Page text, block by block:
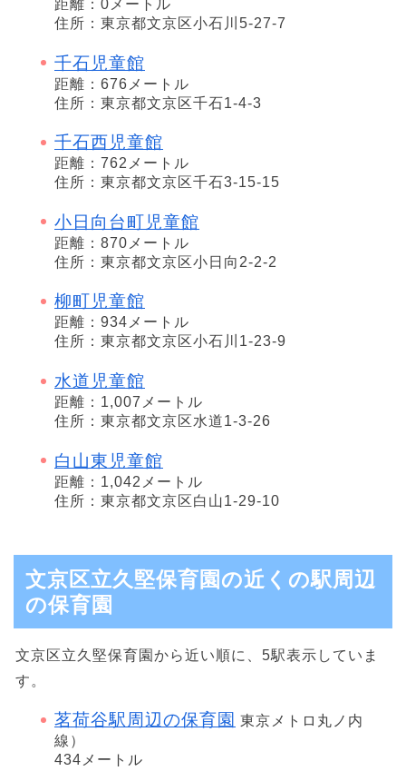
距離：0メートル
住所：東京都文京区小石川5-27-7
千石児童館
距離：676メートル
住所：東京都文京区千石1-4-3
千石西児童館
距離：762メートル
住所：東京都文京区千石3-15-15
小日向台町児童館
距離：870メートル
住所：東京都文京区小日向2-2-2
柳町児童館
距離：934メートル
住所：東京都文京区小石川1-23-9
水道児童館
距離：1,007メートル
住所：東京都文京区水道1-3-26
白山東児童館
距離：1,042メートル
住所：東京都文京区白山1-29-10
文京区立久堅保育園の近くの駅周辺
の保育園
文京区立久堅保育園から近い順に、5駅表示していま
す。
茗荷谷駅周辺の保育園 東京メトロ丸ノ内
線）
434メートル